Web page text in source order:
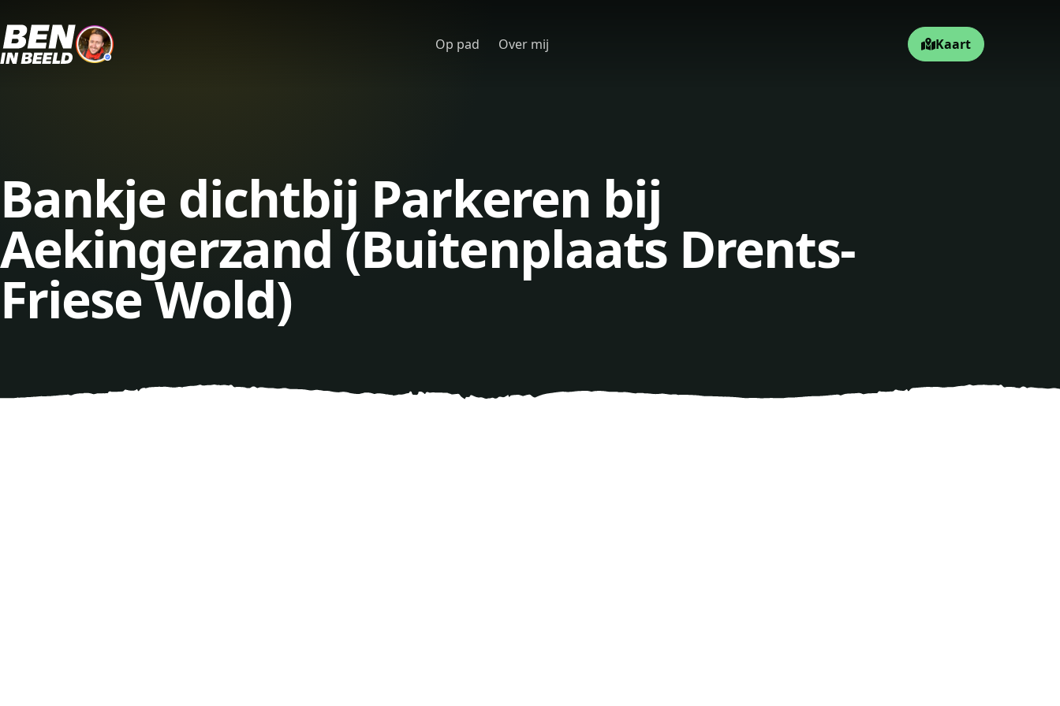
Op pad Over mij Kaart
Bankje dichtbij Parkeren bij
Aekingerzand (Buitenplaats Drents-
Friese Wold)